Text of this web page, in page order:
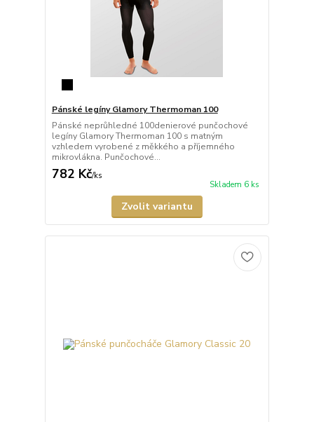
Pánské legíny Glamory Thermoman 100
Pánské neprůhledné 100denierové punčochové
legíny Glamory Thermoman 100 s matným
vzhledem vyrobené z měkkého a příjemného
mikrovlákna. Punčochové...
782 Kč/ks
Skladem 6 ks
Zvolit variantu